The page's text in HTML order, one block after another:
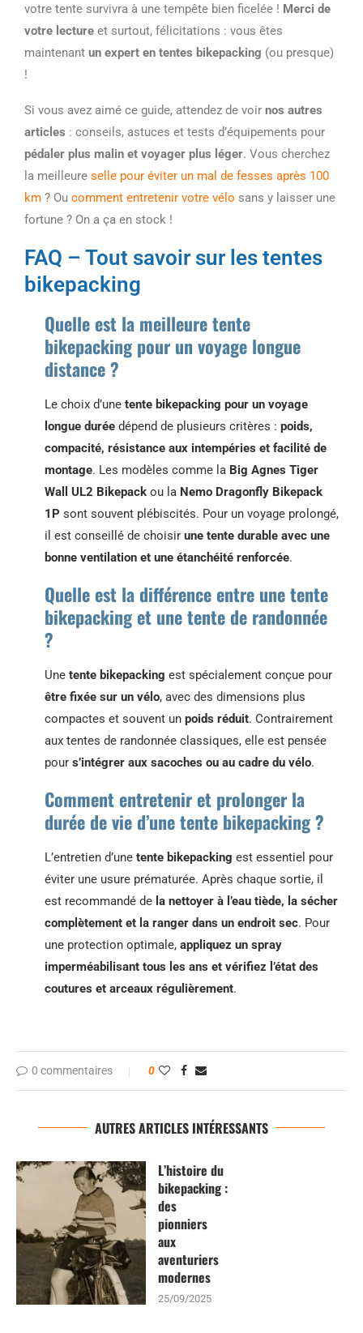
votre tente survivra à une tempête bien ficelée ! Merci de
votre lecture et surtout, félicitations : vous êtes
maintenant un expert en tentes bikepacking (ou presque)
!
Si vous avez aimé ce guide, attendez de voir nos autres
articles : conseils, astuces et tests d’équipements pour
pédaler plus malin et voyager plus léger. Vous cherchez
la meilleure selle pour éviter un mal de fesses après 100
km ? Ou comment entretenir votre vélo sans y laisser une
fortune ? On a ça en stock !
FAQ – Tout savoir sur les tentes
bikepacking
Quelle est la meilleure tente
bikepacking pour un voyage longue
distance ?
Le choix d’une tente bikepacking pour un voyage
longue durée dépend de plusieurs critères : poids,
compacité, résistance aux intempéries et facilité de
montage. Les modèles comme la Big Agnes Tiger
Wall UL2 Bikepack ou la Nemo Dragonfly Bikepack
1P sont souvent plébiscités. Pour un voyage prolongé,
il est conseillé de choisir une tente durable avec une
bonne ventilation et une étanchéité renforcée.
Quelle est la différence entre une tente
bikepacking et une tente de randonnée
?
Une tente bikepacking est spécialement conçue pour
être fixée sur un vélo, avec des dimensions plus
compactes et souvent un poids réduit. Contrairement
aux tentes de randonnée classiques, elle est pensée
pour s’intégrer aux sacoches ou au cadre du vélo.
Comment entretenir et prolonger la
durée de vie d’une tente bikepacking ?
L’entretien d’une tente bikepacking est essentiel pour
éviter une usure prématurée. Après chaque sortie, il
est recommandé de la nettoyer à l’eau tiède, la sécher
complètement et la ranger dans un endroit sec. Pour
une protection optimale, appliquez un spray
imperméabilisant tous les ans et vérifiez l’état des
coutures et arceaux régulièrement.
0 commentaires 0
AUTRES ARTICLES INTÉRESSANTS
L’histoire du
bikepacking :
des
pionniers
aux
aventuriers
modernes
25/09/2025